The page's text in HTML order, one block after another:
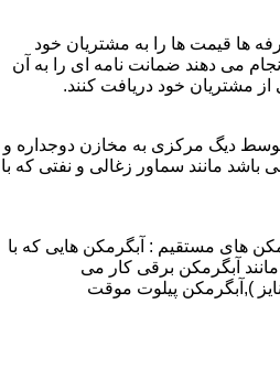
ها قیمت ها را به مشتریان خود
می دهند ضمانت نامه ای را به آن
مشتریان خود دریافت کنند.
دیگ مرکزی به مخازن دوجداره و
مانند سماور زغالی و نفتی که با
عبارتند از : 1) آبگرمکن های گاز سوز : آب گرمکن های آنی دیواری,آبگرمکن های مخزن دار,آبگرمکن های بدون مخزن نیز می گویند.2) آبگرمکن های مستقیم : آبگرمکن هایی که با
آبگرمکن برقی کار می
شمعک ( آیونایز ),آبگرمکن پیلوت موقت